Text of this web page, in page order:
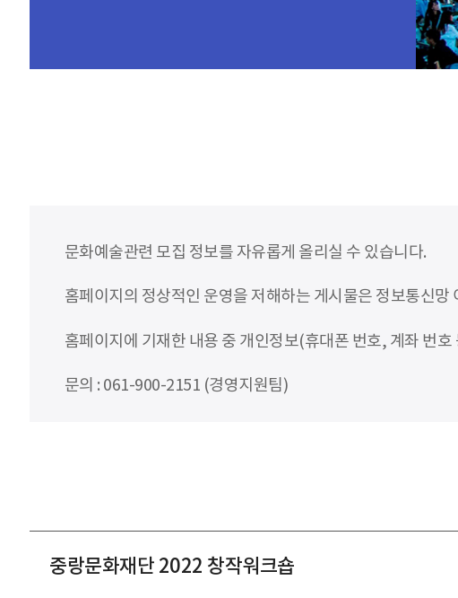
문화예술관련 모집 정보를 자유롭게 올리실 수 있습니다.
홈페이지의 정상적인 운영을 저해하는 게시물은 정보통신
홈페이지에 기재한 내용 중 개인정보(휴대폰 번호, 계좌 번
문의 : 061-900-2151 (경영지원팀)
중랑문화재단 2022 창작워크숍